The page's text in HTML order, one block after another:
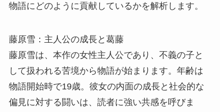
物語にどのように貢献しているかを解析します。
藤原雪：主人公の成長と葛藤
藤原雪は、本作の女性主人公であり、不義の子と
して扱われる苦境から物語が始まります。年齢は
物語開始時で19歳。彼女の内面の成長と社会的な
偏見に対する闘いは、読者に強い共感を呼びま